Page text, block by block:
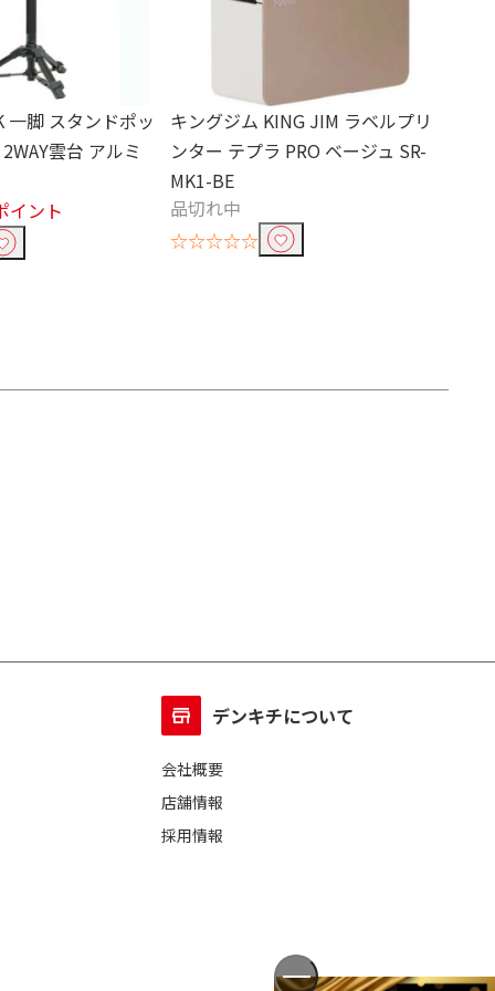
一脚 スタンドポッ
雲台 アルミ
イント
キングジム KING JIM ラベルプリ
ンター テプラ PRO ベージュ SR-
MK1-BE
品切れ中
☆☆☆☆☆
デンキチについて
会社概要
店舗情報
採用情報